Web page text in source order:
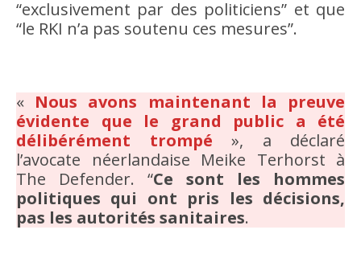
“exclusivement par des politiciens” et que
“le RKI n’a pas soutenu ces mesures”.
« Nous avons maintenant la preuve
évidente que le grand public a été
délibérément trompé », a déclaré
l’avocate néerlandaise Meike Terhorst à
The Defender. “Ce sont les hommes
politiques qui ont pris les décisions,
pas les autorités sanitaires.